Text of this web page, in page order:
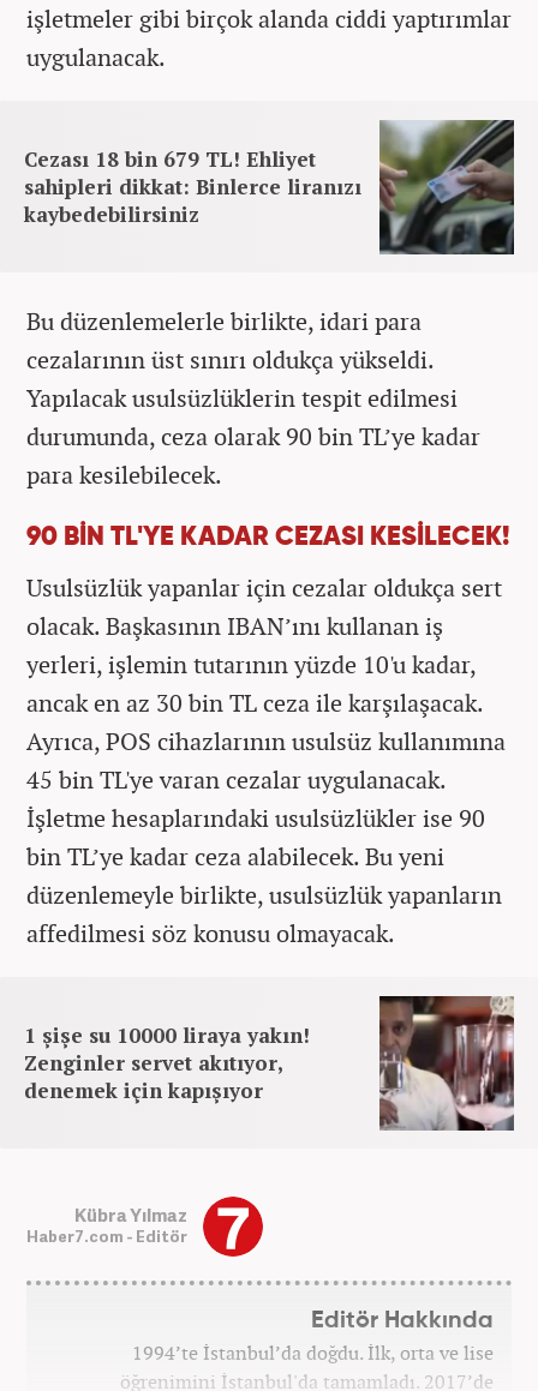
işletmeler gibi birçok alanda ciddi yaptırımlar
uygulanacak.
Cezası 18 bin 679 TL! Ehliyet
sahipleri dikkat: Binlerce liranızı
kaybedebilirsiniz
Bu düzenlemelerle birlikte, idari para
cezalarının üst sınırı oldukça yükseldi.
Yapılacak usulsüzlüklerin tespit edilmesi
durumunda, ceza olarak 90 bin TL’ye kadar
para kesilebilecek.
90 BİN TL'YE KADAR CEZASI KESİLECEK!
Usulsüzlük yapanlar için cezalar oldukça sert
olacak. Başkasının IBAN’ını kullanan iş
yerleri, işlemin tutarının yüzde 10'u kadar,
ancak en az 30 bin TL ceza ile karşılaşacak.
Ayrıca, POS cihazlarının usulsüz kullanımına
45 bin TL'ye varan cezalar uygulanacak.
İşletme hesaplarındaki usulsüzlükler ise 90
bin TL’ye kadar ceza alabilecek. Bu yeni
düzenlemeyle birlikte, usulsüzlük yapanların
affedilmesi söz konusu olmayacak.
1 şişe su 10000 liraya yakın!
Zenginler servet akıtıyor,
denemek için kapışıyor
Kübra Yılmaz
Haber7.com - Editör
Editör Hakkında
1994’te İstanbul’da doğdu. İlk, orta ve lise
öğrenimini İstanbul'da tamamladı. 2017’de